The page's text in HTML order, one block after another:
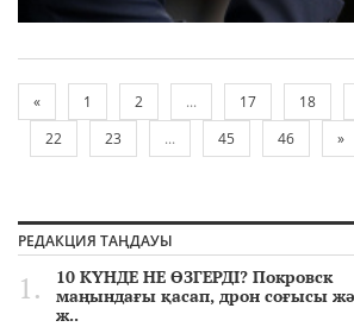
« 1 2 ... 17 18
22
23 ... 45 46 »
РЕДАКЦИЯ ТАҢДАУЫ
10 КҮНДЕ НЕ ӨЗГЕРДІ? Покровск
маңындағы қасап, дрон соғысы
ж..